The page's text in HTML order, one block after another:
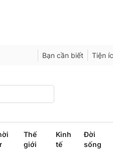
Bạn cần biết Tiện
Thế
giới
Kinh
tế
Đời
sống